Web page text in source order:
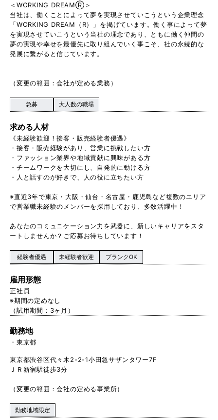
＜WORKING DREAMⓇ＞
当社は、働くことによって夢を実現させていこうという企業理念
「WORKING DREAM（R）」を掲げています。働く事によって夢
を実現させていこうという当社の理念であり、ともに働く仲間の
夢の実現や幸せを最優先に取り組んでいく事こそ、社の永続的な
発展に繋がると信じています。
（変更の範囲：会社が定める業務）
急募 大人数の職場
求める人材
《未経験歓迎！接客・販売経験者優遇》
・接客・販売経験があり、営業に挑戦したい方
・ファッション業界や地域貢献に興味がある方
・チームワークを大切にし、自発的に動ける方
・人と話すのが好きで、人の役に立ちたい方
※直近3年で東京・大阪・仙台・名古屋・鹿児島など複数のエリア
で営業職未経験のメンバーを採用しており、多数活躍中！
あなたのコミュニケーション力を武器に、新しいキャリアをスタ
ートしませんか？ご応募お待ちしています！
経験者優遇 未経験者歓迎 ブランクOK
雇用形態
正社員
※期間の定めなし
（試用期間：3ヶ月）
勤務地
東京都
東京都渋谷区代々木2-2-1小田急サザンタワー7F
ＪＲ新宿駅徒歩3分
（変更の範囲：会社の定める事業所）
勤務地域限定